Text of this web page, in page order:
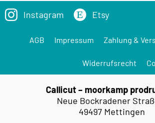
Instagram Etsy
AGB Impressum Zahlung &
Widerrufsrecht
Callicut – moorkamp
Neue Bockradener
49497 Mettingen